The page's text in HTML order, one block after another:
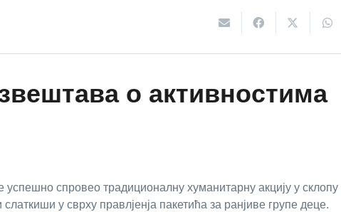
о активностима
успешно спровео традиционалну хуманитарну акцију у склопу
у сврху правлјенја пакетића за ранјиве групе деце.